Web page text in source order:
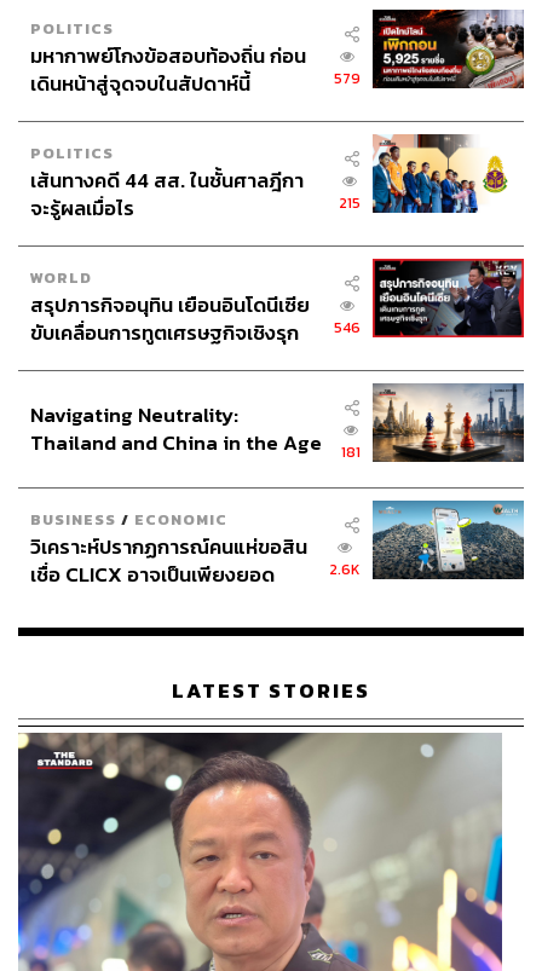
POLITICS
มหากาพย์โกงข้อสอบท้องถิ่น ก่อน
เดินหน้าสู่จุดจบในสัปดาห์นี้
579
POLITICS
เส้นทางคดี 44 สส. ในชั้นศาลฎีกา
จะรู้ผลเมื่อไร
215
WORLD
สรุปภารกิจอนุทิน เยือนอินโดนีเซีย
ขับเคลื่อนการทูตเศรษฐกิจเชิงรุก
546
Navigating Neutrality:
Thailand and China in the Age
181
BUSINESS / ECONOMIC
วิเคราะห์ปรากฏการณ์คนแห่ขอสิน
เชื่อ CLICX อาจเป็นเพียงยอด
เรือนไทยที่ถูกซุกไว้
2.6K
LATEST STORIES